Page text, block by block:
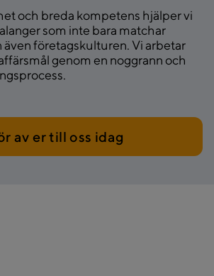
och breda kompetens hjälper vi
som inte bara matchar
företagskulturen. Vi arbetar
genom en noggrann och
av er till oss idag